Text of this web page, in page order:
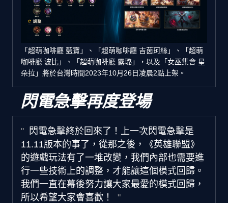
「超萌咖啡廳 藍寶」、「超萌咖啡廳 吉茵珂絲」、「超萌
咖啡廳 波比」、「超萌咖啡廳 露璐」，以及「女巫集會 星
朵拉」將於台灣時間2023年10月26日凌晨2點上架。
閃電急擊再度登場
閃電急擊終於回來了！上一次閃電急擊是
11.11版本的事了，從那之後，《英雄聯盟》
的遊戲玩法有了一堆改變，我們內部也需要進
行一些技術上的調整，才能讓這個模式回歸。
我們一直在幕後努力讓大家最愛的模式回歸，
所以希望大家會喜歡！